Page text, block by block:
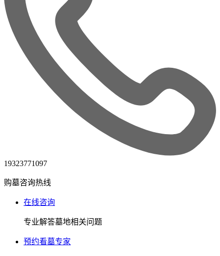
19323771097
购墓咨询热线
在线咨询
专业解答墓地相关问题
预约看墓专家